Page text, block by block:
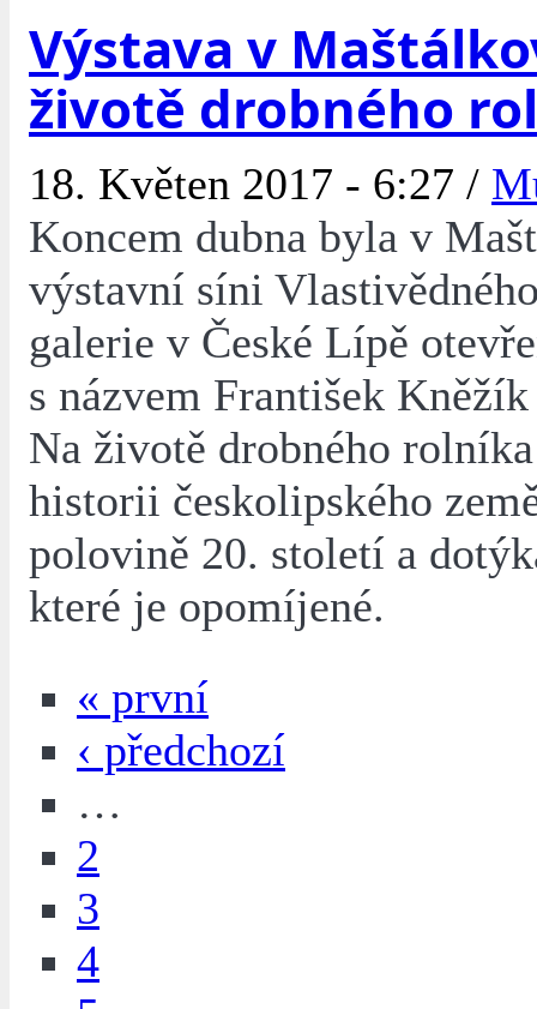
Výstava v
životě drobného
18. Květen 2017 - 6:27 /
Koncem dubna byla v
výstavní síni
galerie v České Lípě
s názvem František
Na životě drobného
historii českolipského
polovině 20. století a
které je opomíjené.
« první
‹ předchozí
…
2
3
4